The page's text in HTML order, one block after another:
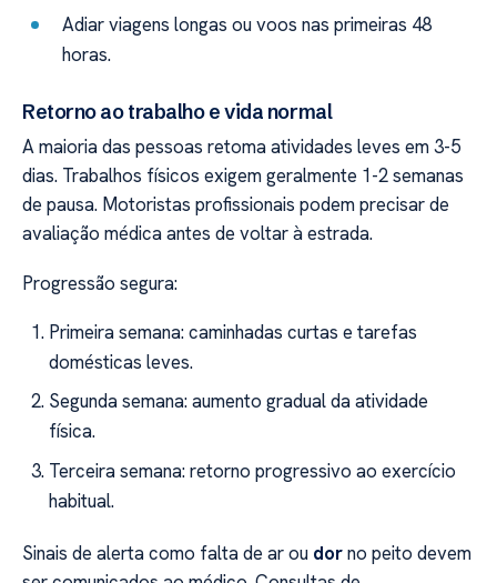
Adiar viagens longas ou voos nas primeiras 48
horas.
Retorno ao trabalho e vida normal
A maioria das pessoas retoma atividades leves em 3-5
dias. Trabalhos físicos exigem geralmente 1-2 semanas
de pausa. Motoristas profissionais podem precisar de
avaliação médica antes de voltar à estrada.
Progressão segura:
Primeira semana: caminhadas curtas e tarefas
domésticas leves.
Segunda semana: aumento gradual da atividade
física.
Terceira semana: retorno progressivo ao exercício
habitual.
Sinais de alerta como falta de ar ou dorno peito devem